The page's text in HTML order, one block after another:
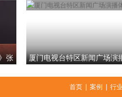
张
厦门电视台特区新闻广场演
首页 案例 行